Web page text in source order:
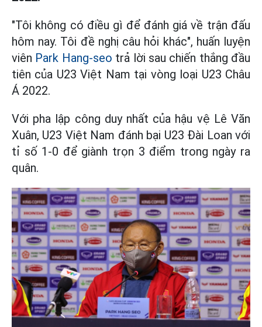
"Tôi không có điều gì để đánh giá về trận đấu
hôm nay. Tôi đề nghị câu hỏi khác", huấn luyện
viên Park Hang-seo trả lời sau chiến thắng đầu
tiên của U23 Việt Nam tại vòng loại U23 Châu
Á 2022.
Với pha lập công duy nhất của hậu vệ Lê Văn
Xuân, U23 Việt Nam đánh bại U23 Đài Loan với
tỉ số 1-0 để giành trọn 3 điểm trong ngày ra
quân.